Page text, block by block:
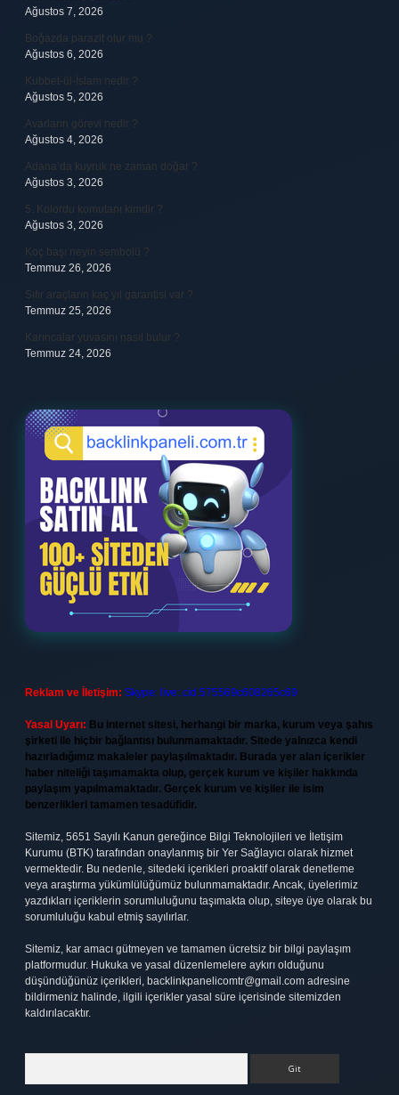
Ağustos 7, 2026
Boğazda parazit olur mu ?
Ağustos 6, 2026
Kubbet-ül-İslam nedir ?
Ağustos 5, 2026
Avarların görevi nedir ?
Ağustos 4, 2026
Adana’da kuyruk ne zaman doğar ?
Ağustos 3, 2026
5. Kolordu komutanı kimdir ?
Ağustos 3, 2026
Koç başı neyin sembolü ?
Temmuz 26, 2026
Sıfır araçların kaç yıl garantisi var ?
Temmuz 25, 2026
Karıncalar yuvasını nasıl bulur ?
Temmuz 24, 2026
Reklam ve İletişim: Skype: live:.cid.575569c608265c69
Yasal Uyarı: Bu internet sitesi, herhangi bir marka, kurum veya şahıs
şirketi ile hiçbir bağlantısı bulunmamaktadır. Sitede yalnızca kendi
hazırladığımız makaleler paylaşılmaktadır. Burada yer alan içerikler
haber niteliği taşımamakta olup, gerçek kurum ve kişiler hakkında
paylaşım yapılmamaktadır. Gerçek kurum ve kişiler ile isim
benzerlikleri tamamen tesadüfidir.
Sitemiz, 5651 Sayılı Kanun gereğince Bilgi Teknolojileri ve İletişim
Kurumu (BTK) tarafından onaylanmış bir Yer Sağlayıcı olarak hizmet
vermektedir. Bu nedenle, sitedeki içerikleri proaktif olarak denetleme
veya araştırma yükümlülüğümüz bulunmamaktadır. Ancak, üyelerimiz
yazdıkları içeriklerin sorumluluğunu taşımakta olup, siteye üye olarak bu
sorumluluğu kabul etmiş sayılırlar.
Sitemiz, kar amacı gütmeyen ve tamamen ücretsiz bir bilgi paylaşım
platformudur. Hukuka ve yasal düzenlemelere aykırı olduğunu
düşündüğünüz içerikleri, backlinkpanelicomtr@gmail.com adresine
bildirmeniz halinde, ilgili içerikler yasal süre içerisinde sitemizden
kaldırılacaktır.